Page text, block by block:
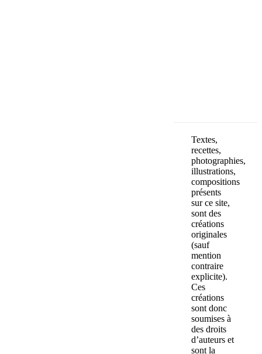
Textes,
recettes,
photographies,
illustrations,
compositions
présents
sur ce site,
sont des
créations
originales
(sauf
mention
contraire
explicite).
Ces
créations
sont donc
soumises à
des droits
d’auteurs et
sont la